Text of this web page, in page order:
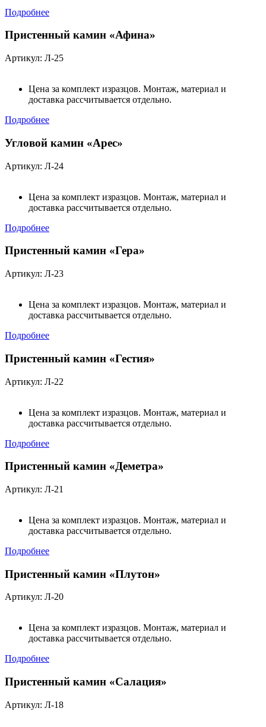
Подробнее
Пристенный камин «Афина»
Артикул: Л-25
Цена за комплект изразцов. Монтаж, материал и
доставка рассчитывается отдельно.
Подробнее
Угловой камин «Арес»
Артикул: Л-24
Цена за комплект изразцов. Монтаж, материал и
доставка рассчитывается отдельно.
Подробнее
Пристенный камин «Гера»
Артикул: Л-23
Цена за комплект изразцов. Монтаж, материал и
доставка рассчитывается отдельно.
Подробнее
Пристенный камин «Гестия»
Артикул: Л-22
Цена за комплект изразцов. Монтаж, материал и
доставка рассчитывается отдельно.
Подробнее
Пристенный камин «Деметра»
Артикул: Л-21
Цена за комплект изразцов. Монтаж, материал и
доставка рассчитывается отдельно.
Подробнее
Пристенный камин «Плутон»
Артикул: Л-20
Цена за комплект изразцов. Монтаж, материал и
доставка рассчитывается отдельно.
Подробнее
Пристенный камин «Салация»
Артикул: Л-18